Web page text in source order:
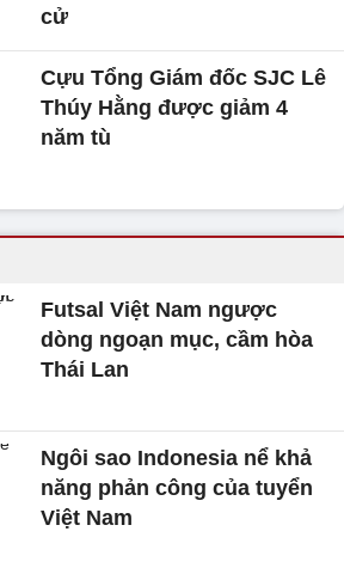
cử
Cựu Tổng Giám đốc SJC Lê
Thúy Hằng được giảm 4
năm tù
Futsal Việt Nam ngược
dòng ngoạn mục, cầm hòa
Thái Lan
Ngôi sao Indonesia nể khả
năng phản công của tuyển
Việt Nam